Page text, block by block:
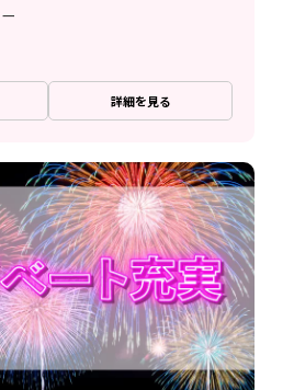
詳細を見る